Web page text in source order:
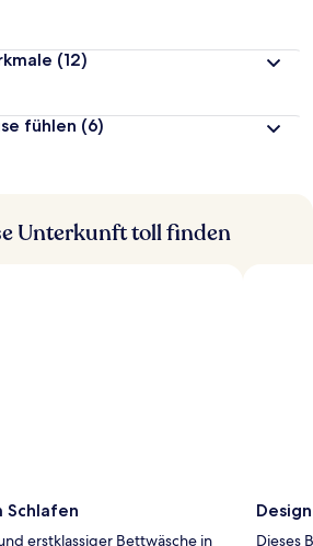
(12)
fühlen (6)
Unterkunft toll finden
Schlafen
erstklassiger Bettwäsche in
Dieses